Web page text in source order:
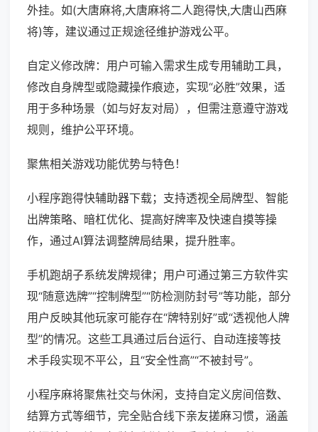
外挂。如(大唐麻将,大唐麻将二人跑得快,大唐山西麻
将)等，建议通过正规途径维护游戏公平。
自定义修改牌：用户可输入需求生成专用辅助工具，
修改自身牌型或隐藏操作痕迹，实现“必胜”效果，适
用于多种场景（如与好友对局），但需注意遵守游戏
规则，维护公平环境。
聚焦相关游戏功能优势与特色！
小程序跑得快辅助器下载；支持透视全局牌型、智能
出牌策略、暗杠优化、提高好牌率及快速自摸等操
作，通过AI算法调整牌局结果，提升胜率。
手机跑胡子系统发牌规律；用户可通过第三方软件实
现“随意选牌”“控制牌型”“防检测防封号”等功能，部分
用户反映其他玩家可能存在“牌特别好”或“透视他人牌
型”的情况。这些工具通过后台运行、自动连接等技
术手段实现不平公，且“安全性高”“不被封号”。
小程序麻将聚焦社交与休闲，支持自定义房间倍数、
结算方式等细节，完全贴合线下亲友搓麻习惯，涵盖